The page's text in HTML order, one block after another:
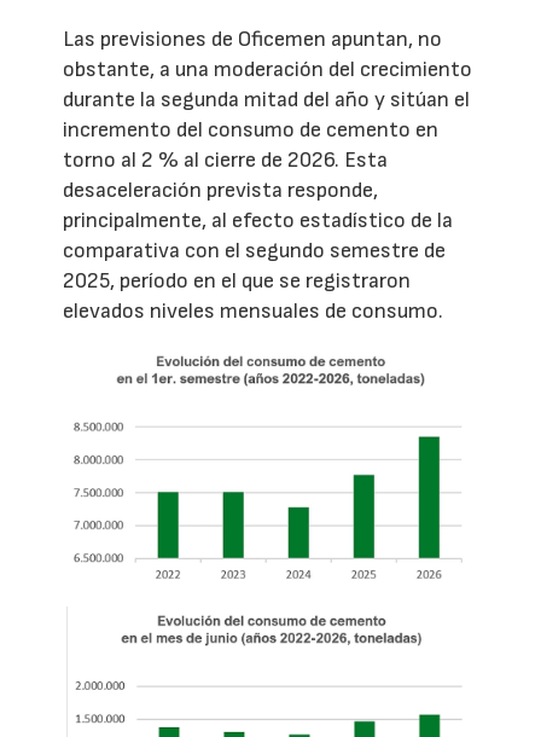
Las previsiones de Oficemen apuntan, no
obstante, a una moderación del crecimiento
durante la segunda mitad del año y sitúan el
incremento del consumo de cemento en
torno al 2 % al cierre de 2026. Esta
desaceleración prevista responde,
principalmente, al efecto estadístico de la
comparativa con el segundo semestre de
2025, período en el que se registraron
elevados niveles mensuales de consumo.